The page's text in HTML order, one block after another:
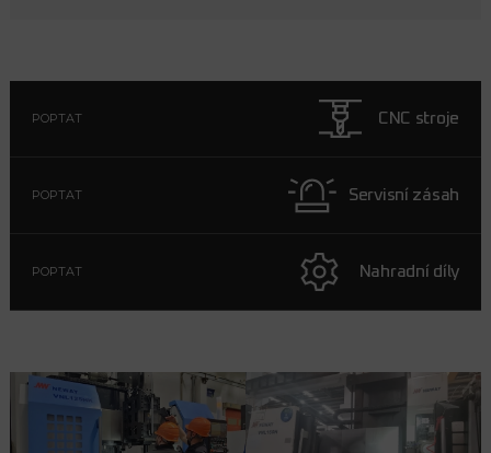
POPTAT CNC stroje
POPTAT Servisní zásah
POPTAT Nahradní díly